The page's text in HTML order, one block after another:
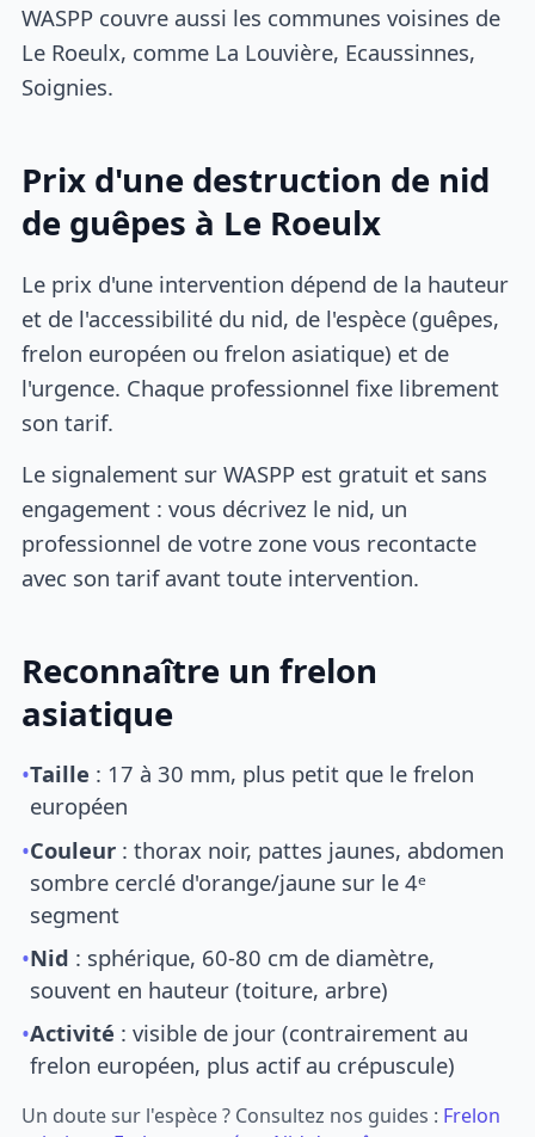
WASPP couvre aussi les communes voisines de
Le Roeulx, comme La Louvière, Ecaussinnes,
Soignies.
Prix d'une destruction de nid
de guêpes à Le Roeulx
Le prix d'une intervention dépend de la hauteur
et de l'accessibilité du nid, de l'espèce (guêpes,
frelon européen ou frelon asiatique) et de
l'urgence. Chaque professionnel fixe librement
son tarif.
Le signalement sur WASPP est gratuit et sans
engagement : vous décrivez le nid, un
professionnel de votre zone vous recontacte
avec son tarif avant toute intervention.
Reconnaître un frelon
asiatique
•Taille : 17 à 30 mm, plus petit que le frelon
européen
•Couleur : thorax noir, pattes jaunes, abdomen
sombre cerclé d'orange/jaune sur le 4ᵉ
segment
•Nid : sphérique, 60-80 cm de diamètre,
souvent en hauteur (toiture, arbre)
•Activité : visible de jour (contrairement au
frelon européen, plus actif au crépuscule)
Un doute sur l'espèce ? Consultez nos guides : Frelon